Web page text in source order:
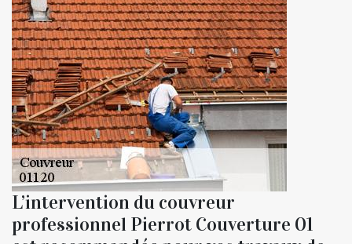
L’intervention du couvreur
professionnel Pierrot Couverture 01